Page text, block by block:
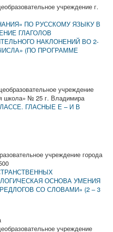
учреждение г.
ПО РУССКОМУ ЯЗЫКУ В
ГЛАГОЛОВ
НАКЛОНЕНИЙ ВО 2-
(ПО ПРОГРАММЕ
учреждение
школа» № 25 г. Владимира
ГЛАСНЫЕ Е – И В
учреждение города
ОСНОВА УМЕНИЯ
СО СЛОВАМИ» (2 – 3
учреждение